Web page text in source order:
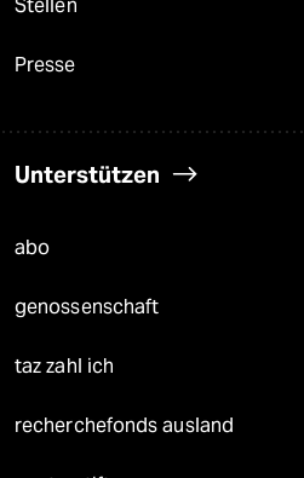
Stellen
Presse
Unterstützen
abo
genossenschaft
taz zahl ich
recherchefonds ausland